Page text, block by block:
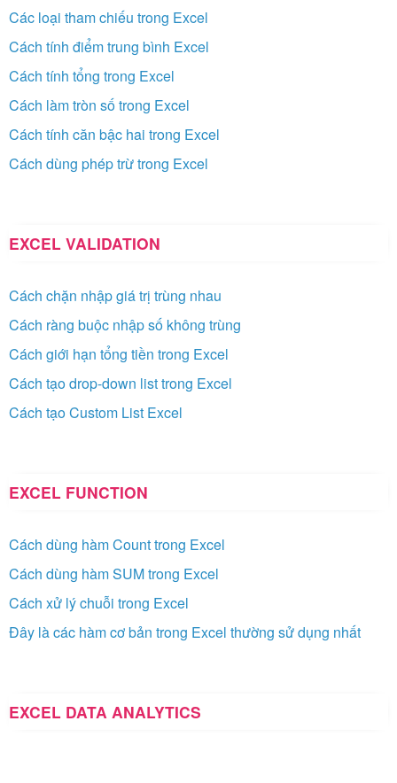
Các loại tham chiếu trong Excel
Cách tính điểm trung bình Excel
Cách tính tổng trong Excel
Cách làm tròn số trong Excel
Cách tính căn bậc hai trong Excel
Cách dùng phép trừ trong Excel
EXCEL VALIDATION
Cách chặn nhập giá trị trùng nhau
Cách ràng buộc nhập số không trùng
Cách giới hạn tổng tiền trong Excel
Cách tạo drop-down list trong Excel
Cách tạo Custom List Excel
EXCEL FUNCTION
Cách dùng hàm Count trong Excel
Cách dùng hàm SUM trong Excel
Cách xử lý chuỗi trong Excel
Đây là các hàm cơ bản trong Excel thường sử dụng nhất
EXCEL DATA ANALYTICS